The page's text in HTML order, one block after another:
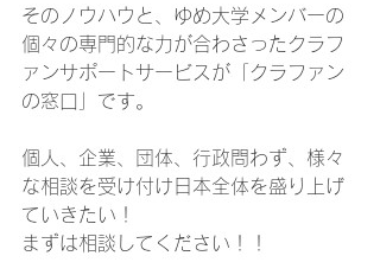
そのノウハウと、ゆめ大学メンバーの
個々の専門的な力が合わさったクラフ
ァンサポートサービスが「クラファン
の窓口」です。
個人、企業、団体、行政問わず、様々
な相談を受け付け日本全体を盛り上げ
ていきたい！
まずは相談してください！！